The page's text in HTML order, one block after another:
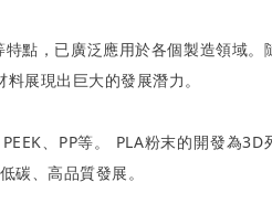
點，已廣泛應用於各個製造領域。
展現出巨大的發展潛力。
、PP等。 PLA粉末的開發為3D
碳、高品質發展。